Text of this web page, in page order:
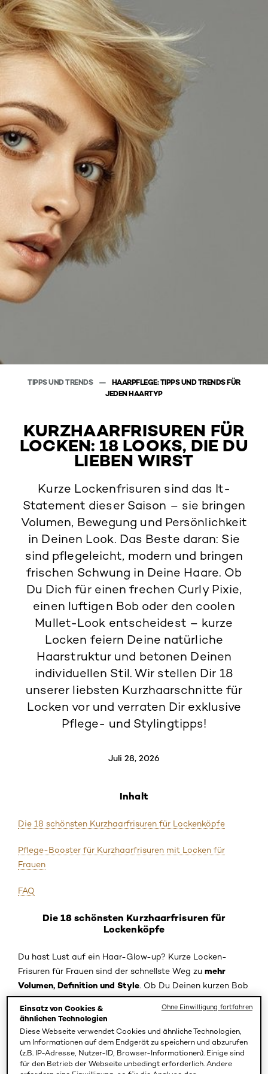
TIPPS UND TRENDS
HAARPFLEGE: TIPPS UND TRENDS FÜR
JEDEN HAARTYP
KURZHAARFRISUREN FÜR
LOCKEN: 18 LOOKS, DIE DU
LIEBEN WIRST
Kurze Lockenfrisuren sind das It-
Statement dieser Saison – sie bringen
Volumen, Bewegung und Persönlichkeit
in Deinen Look. Das Beste daran: Sie
sind pflegeleicht, modern und bringen
frischen Schwung in Deine Haare. Ob
Du Dich für einen frechen Curly Pixie,
einen luftigen Bob oder den coolen
Mullet-Look entscheidest – kurze
Locken feiern Deine natürliche
Haarstruktur und betonen Deinen
individuellen Stil. Wir stellen Dir 18
unserer liebsten Kurzhaarschnitte für
Locken vor und verraten Dir exklusive
Pflege- und Stylingtipps!
Juli 28, 2026
Inhalt
Die 18 schönsten Kurzhaarfrisuren für Lockenköpfe
Pflege-Booster für Kurzhaarfrisuren mit Locken für
Frauen
FAQ
Die 18 schönsten Kurzhaarfrisuren für
Lockenköpfe
Du hast Lust auf ein Haar-Glow-up? Kurze Locken-
Frisuren für Frauen sind der schnellste Weg zu mehr
Volumen, Definition und Style. Ob Du Deinen kurzen Bob
mit Locken und Pony neu stylst oder einen Curly Pixie
Cut ausprobieren möchtest – lass Dich von unseren
schönsten Kurzhaarfrisurenfür Locken inspirieren.
Curly Lob
Einsatz von Cookies &
ähnlichen Technologien
Diese Webseite verwendet Cookies und ähnliche Technologien,
um Informationen auf dem Endgerät zu speichern und abzurufen
(z.B. IP-Adresse, Nutzer-ID, Browser-Informationen). Einige sind
für den Betrieb der Webseite unbedingt erforderlich. Andere
Ohne Einwilligung fortfahren